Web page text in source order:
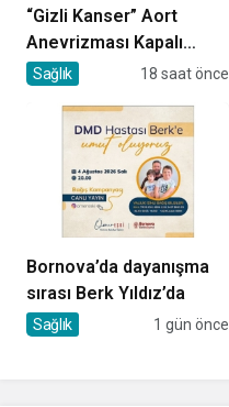
“Gizli Kanser” Aort
Anevrizması Kapalı
Yöntemle Tedavi Edildi
Sağlık 18 saat önce
Bornova’da dayanışma
sırası Berk Yıldız’da
Sağlık 1 gün önce